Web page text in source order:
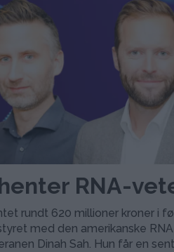
RNA-
rundt 620 millioner kroner i
med den amerikanske
Dinah Sah. Hun får en